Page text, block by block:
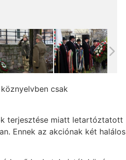
csak
terjesztése miatt letartóztatott
Ennek az akciónak két halálos